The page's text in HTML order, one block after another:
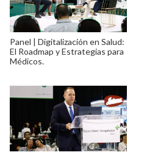
Panel | Digitalización en Salud:
El Roadmap y Estrategias para
Médicos.